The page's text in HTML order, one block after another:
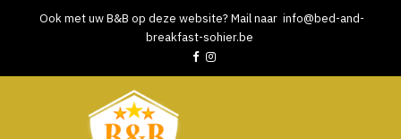
Ook met uw B&B op deze website? Mail naar info@bed-and-
breakfast-sohier.be